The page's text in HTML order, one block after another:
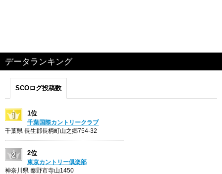
データランキング
SCOログ投稿数
1位
千葉国際カントリークラブ
千葉県 長生郡長柄町山之郷754-32
2位
東京カントリー倶楽部
神奈川県 秦野市寺山1450